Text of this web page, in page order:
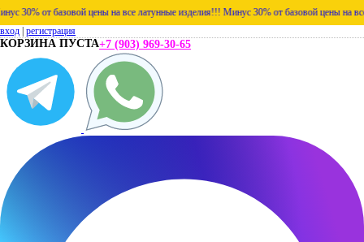
от базовой цены на все латунные изделия!!! Минус 30% от базовой цены на все
вход регистрация
КОРЗИНА ПУСТА+7 (903) 969-30-65